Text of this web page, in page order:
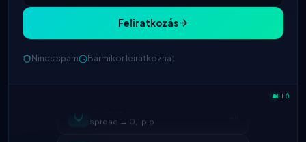
Feliratkozás
Nincs spam Bármikor leiratkozhat
ÉLŐ